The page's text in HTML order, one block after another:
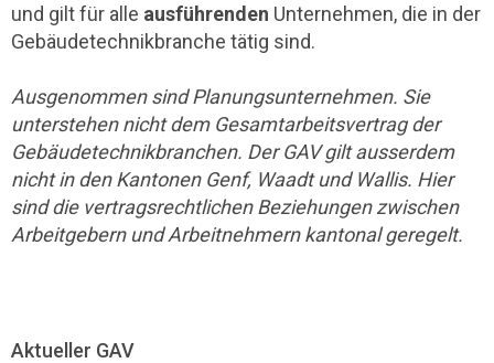
und gilt für alle ausführenden Unternehmen, die in der
Gebäudetechnikbranche tätig sind.
Ausgenommen sind Planungsunternehmen. Sie
unterstehen nicht dem Gesamtarbeitsvertrag der
Gebäudetechnikbranchen. Der GAV gilt ausserdem
nicht in den Kantonen Genf, Waadt und Wallis. Hier
sind die vertragsrechtlichen Beziehungen zwischen
Arbeitgebern und Arbeitnehmern kantonal geregelt.
Aktueller GAV